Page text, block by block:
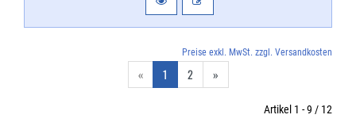
Preise exkl. MwSt. zzgl. Versandkosten
« 1 2 »
Artikel 1 - 9 / 12